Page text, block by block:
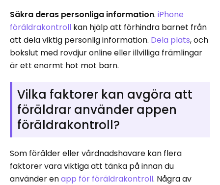
Säkra deras personliga information. iPhone
föräldrakontroll kan hjälp att förhindra barnet från
att dela viktig personlig information. Dela plats, och
bokslut med rovdjur online eller illvilliga främlingar
är ett enormt hot mot barn.
Vilka faktorer kan avgöra att
föräldrar använder appen
föräldrakontroll?
Som förälder eller vårdnadshavare kan flera
faktorer vara viktiga att tänka på innan du
använder enapp för föräldrakontroll. Några av